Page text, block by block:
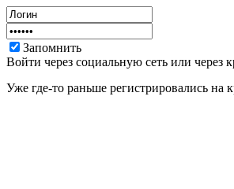
Запомнить
Войти через социальную сеть или через
Уже где-то раньше регистрировались на